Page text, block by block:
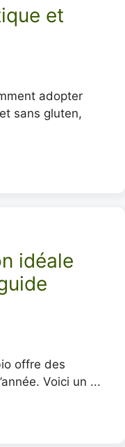
et
adopter
sans gluten,
idéale
offre des
Voici un ...